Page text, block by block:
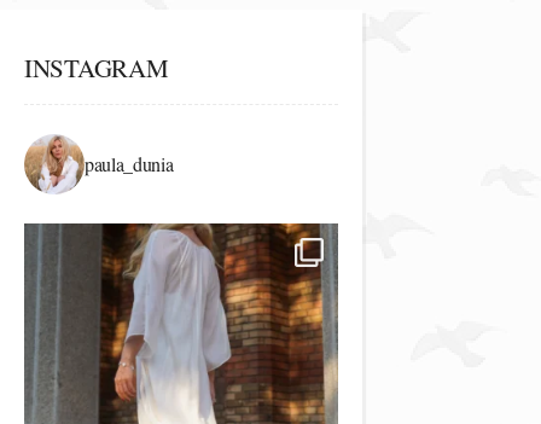
INSTAGRAM
paula_dunia